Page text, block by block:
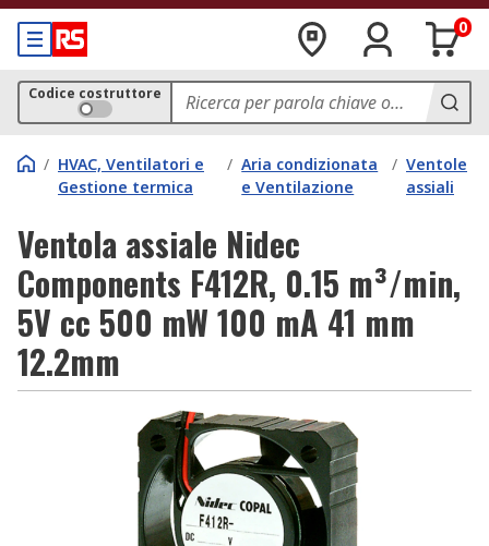
0
Codice costruttore
/ HVAC, Ventilatori e
Gestione termica
/ Aria condizionata
e Ventilazione
/ Ventole
assiali
Ventola assiale Nidec
Components F412R, 0.15 m³/min,
5V cc 500 mW 100 mA 41 mm
12.2mm